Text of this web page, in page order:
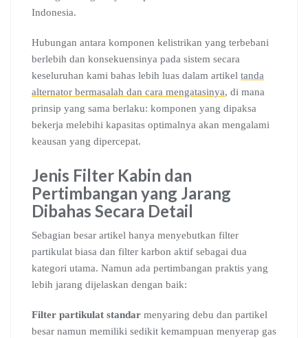
Indonesia.
Hubungan antara komponen kelistrikan yang terbebani
berlebih dan konsekuensinya pada sistem secara
keseluruhan kami bahas lebih luas dalam artikel tanda
alternator bermasalah dan cara mengatasinya, di mana
prinsip yang sama berlaku: komponen yang dipaksa
bekerja melebihi kapasitas optimalnya akan mengalami
keausan yang dipercepat.
Jenis Filter Kabin dan
Pertimbangan yang Jarang
Dibahas Secara Detail
Sebagian besar artikel hanya menyebutkan filter
partikulat biasa dan filter karbon aktif sebagai dua
kategori utama. Namun ada pertimbangan praktis yang
lebih jarang dijelaskan dengan baik:
Filter partikulat standar menyaring debu dan partikel
besar namun memiliki sedikit kemampuan menyerap gas